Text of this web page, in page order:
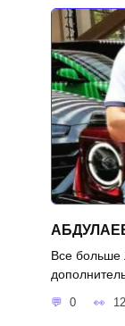
Все больше
0